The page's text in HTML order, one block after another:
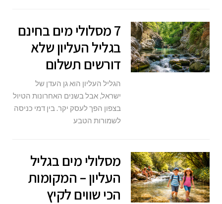
7 מסלולי מים בחינם
בגליל העליון שלא
דורשים תשלום
הגליל העליון הוא גן העדן של
ישראל, אבל בשנים האחרונות הטיול
בצפון הפך לעסק יקר. בין דמי כניסה
לשמורות הטבע
מסלולי מים בגליל
העליון – המקומות
הכי שווים לקיץ